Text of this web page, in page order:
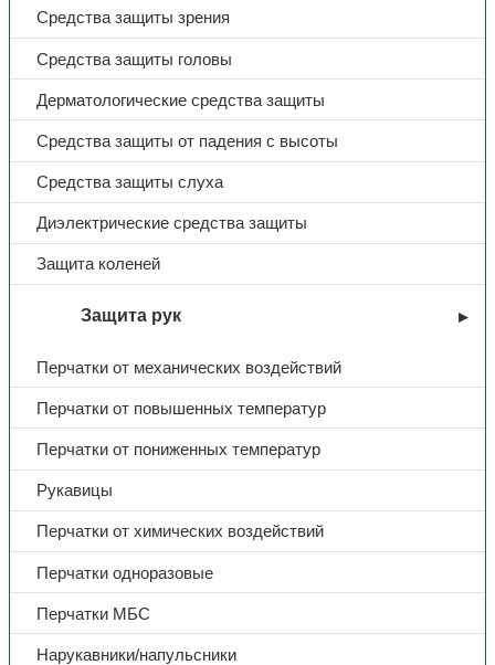
Средства защиты зрения
Средства защиты головы
Дерматологические средства защиты
Средства защиты от падения с высоты
Средства защиты слуха
Диэлектрические средства защиты
Защита коленей
Защита рук
Перчатки от механических воздействий
Перчатки от повышенных температур
Перчатки от пониженных температур
Рукавицы
Перчатки от химических воздействий
Перчатки одноразовые
Перчатки МБС
Нарукавники/напульсники